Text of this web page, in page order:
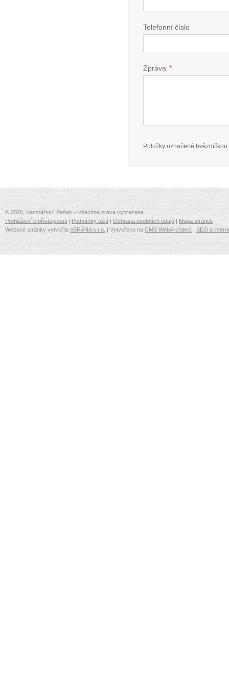
Telefonní číslo
Zpráva *
Položky označené hvězdičkou
© 2026, Kamnářství Pešek – všechna práva vyhrazena
Prohlášení o přístupnosti | Podmínky užití | Ochrana osobních údajů | Mapa stránek
Webové stránky vytvořila eBRÁNA s.r.o. | Vytvořeno na CMS WebArchitect | SEO a